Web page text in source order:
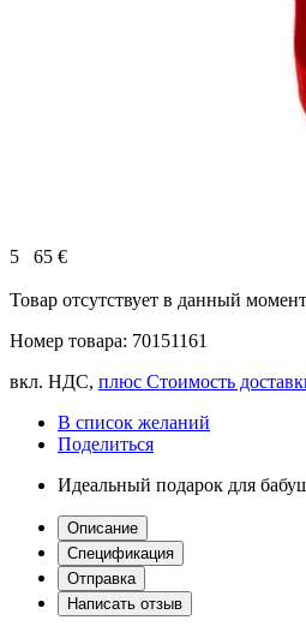
5 65 €
Товар отсутствует в данный
Номер товара: 70151161
вкл. НДС, плюс Cтоимость
В список желаний
Поделиться
Идеальный подарок для
Описание
Спецификация
Отправка
Написать отзыв